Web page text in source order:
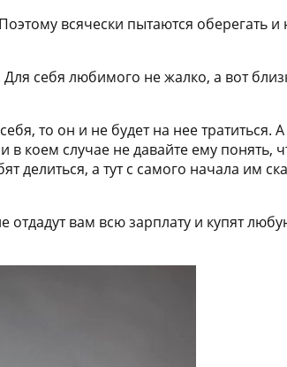
всячески пытаются оберегать и
себя любимого не жалко, а вот
то он и не будет на нее тратиться.
коем случае не давайте ему понять,
делиться, а тут с самого начала им
отдадут вам всю зарплату и купят